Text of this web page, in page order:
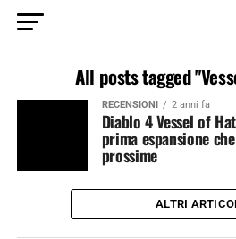
All posts tagged
RECENSIONI 2 anni fa
Diablo 4 Vessel of
prima espansione
prossime
ALTRI